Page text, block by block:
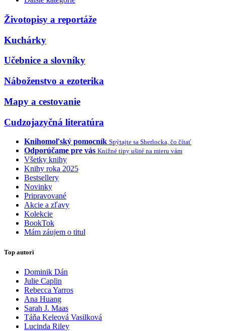
Životopisy a reportáže
Kuchárky
Učebnice a slovníky
Náboženstvo a ezoterika
Mapy a cestovanie
Cudzojazyčná literatúra
Knihomoľský pomocník Spýtajte sa Sherlocka, čo čítať
Odporúčame pre vás Knižné tipy ušité na mieru vám
Všetky knihy
Knihy roka 2025
Bestsellery
Novinky
Pripravované
Akcie a zľavy
Kolekcie
BookTok
Mám záujem o titul
Top autori
Dominik Dán
Julie Caplin
Rebecca Yarros
Ana Huang
Sarah J. Maas
Táňa Keleová Vasilková
Lucinda Riley